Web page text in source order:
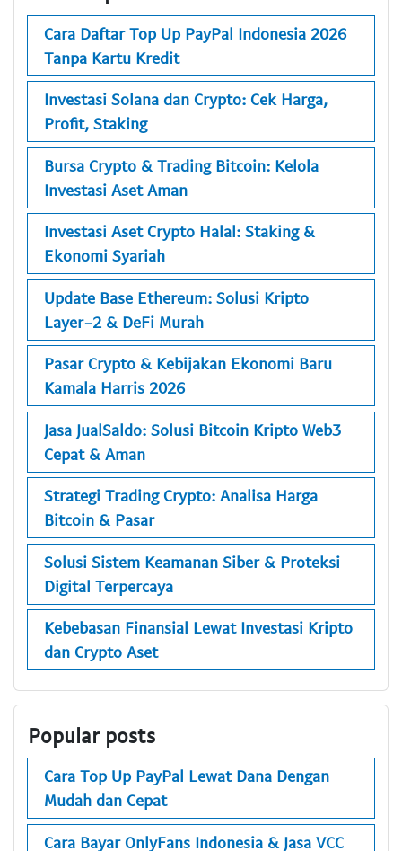
Cara Daftar Top Up PayPal Indonesia 2026
Tanpa Kartu Kredit
Investasi Solana dan Crypto: Cek Harga,
Profit, Staking
Bursa Crypto & Trading Bitcoin: Kelola
Investasi Aset Aman
Investasi Aset Crypto Halal: Staking &
Ekonomi Syariah
Update Base Ethereum: Solusi Kripto
Layer-2 & DeFi Murah
Pasar Crypto & Kebijakan Ekonomi Baru
Kamala Harris 2026
Jasa JualSaldo: Solusi Bitcoin Kripto Web3
Cepat & Aman
Strategi Trading Crypto: Analisa Harga
Bitcoin & Pasar
Solusi Sistem Keamanan Siber & Proteksi
Digital Terpercaya
Kebebasan Finansial Lewat Investasi Kripto
dan Crypto Aset
Popular posts
Cara Top Up PayPal Lewat Dana Dengan
Mudah dan Cepat
Cara Bayar OnlyFans Indonesia & Jasa VCC